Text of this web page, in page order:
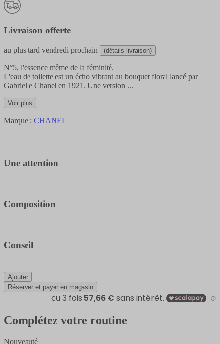
Livraison offerte
au plus tard vendredi prochain (détails livraison)
N°5, l'essence même de la féminité.
L'eau de toilette est un écho vibrant au bouquet floral lancé par
Gabrielle Chanel en 1921. Une version ...
Voir plus
Marque : CHANEL
Une attention
Composition
Conseil
Ajouter
Réserver et payer en magasin
Complétez votre routine
Nouveauté